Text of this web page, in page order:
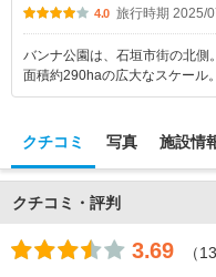
4.0 旅行時期 2025/
バンナ公園は、石垣市街の北側
面積約290haの広大なスケール
クチコミ 写真 施設情
クチコミ・評判
3.69
（